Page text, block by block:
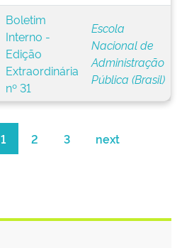
Boletim
Interno -
Edição
Extraordinária
nº 31
Escola
Nacional de
Administração
Pública (Brasil)
1 2 3 next